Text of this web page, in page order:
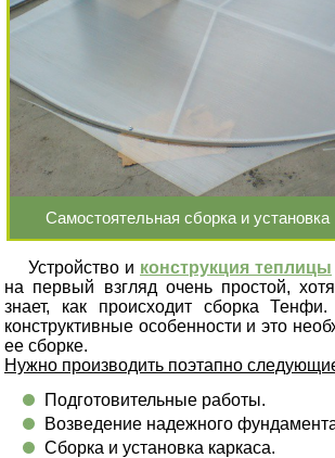
Самостоятельная сборка и установка
Устройство и конструкция теплицы
на первый взгляд очень простой,
знает, как происходит сборка
конструктивные особенности и это
ее сборке.
Нужно производить поэтапно
Подготовительные работы.
Возведение надежного
Сборка и установка каркаса.